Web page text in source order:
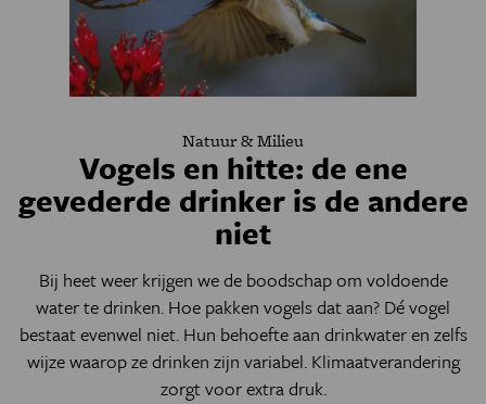
Natuur & Milieu
Vogels en hitte: de ene
gevederde drinker is de andere
niet
Bij heet weer krijgen we de boodschap om voldoende
water te drinken. Hoe pakken vogels dat aan? Dé vogel
bestaat evenwel niet. Hun behoefte aan drinkwater en zelfs
wijze waarop ze drinken zijn variabel. Klimaatverandering
zorgt voor extra druk.